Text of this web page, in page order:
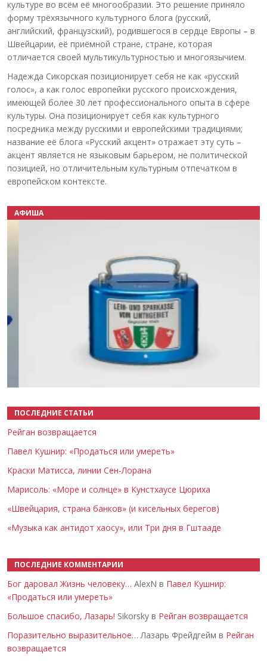
культуре во всём её многообразии. Это решение приняло
форму трёхязычного культурного блога (русский,
английский, французский), родившегося в сердце Европы – в
Швейцарии, её приёмной стране, стране, которая
отличается своей мультикультурностью и многоязычием.
Надежда Сикорская позиционирует себя не как «русский
голос», а как голос европейки русского происхождения,
имеющей более 30 лет профессионального опыта в сфере
культуры. Она позиционирует себя как культурного
посредника между русскими и европейскими традициями;
название её блога «Русский акцент» отражает эту суть –
акцент является не языковым барьером, не политической
позицией, но отличительным культурным отпечатком в
европейском контексте.
АФИША
ПОСЛЕДНИЕ СТАТЬИ
Рейган возвращается
Павел Кушнир: «Продаться или умереть»
Краски Матисса, линии Сен-Лорана
Марисоль: «Море и солнце» в Кунстхаусе Цюриха
«Швейцария, страна банков» (и кисельных берегов)
«Музыка как антидот хаосу», или Три дня в Гштааде
ПОСЛЕДНИЕ КОММЕНТАРИИ
Бог даровал Жизнь человеку… AlexN в Павел Кушнир:
«Продаться или умереть»
Большое спасибо, Лазарь! Sikorsky в Рейган возвращается
Поразительно выразительное… Лазарь Фрейдгейм в Рейган
возвращается